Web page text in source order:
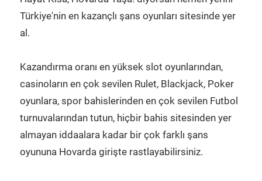
Türkiye'nin en kazançlı şans oyunları sitesinde yer
al.
Kazandırma oranı en yüksek slot oyunlarından,
casinoların en çok sevilen Rulet, Blackjack, Poker
oyunlara, spor bahislerinden en çok sevilen Futbol
turnuvalarından tutun, hiçbir bahis sitesinden yer
almayan iddaalara kadar bir çok farklı şans
oyununa Hovarda girişte rastlayabilirsiniz.